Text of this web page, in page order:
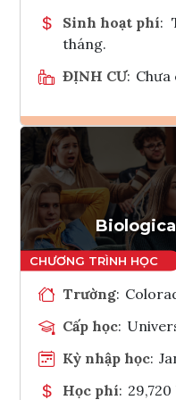
Sinh hoạt phí:
tháng.
ĐỊNH CƯ:
Trường:
Cấp học:
Kỳ nhập học:
Học phí: 29,720